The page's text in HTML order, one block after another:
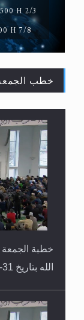
القرآن قاضٍ
العكس
H 2/3
H 7/8
خطب الجمعة
خطبة الجمعة
الله بتاريخ 31-07-2026